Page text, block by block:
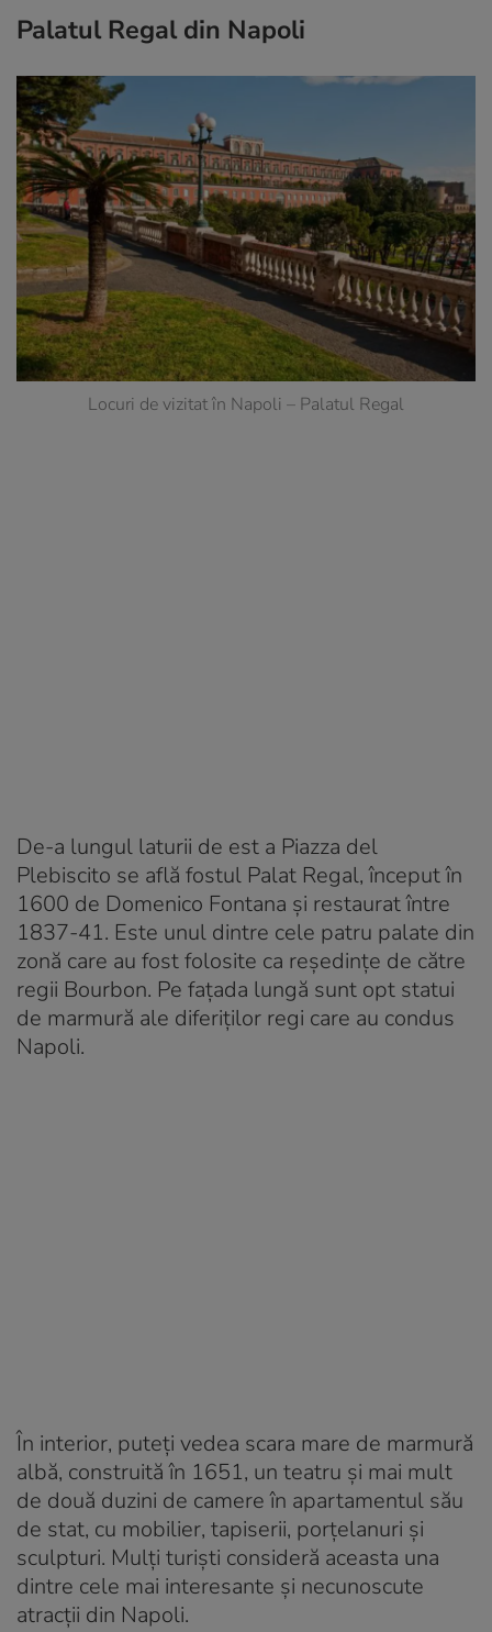
Palatul Regal din Napoli
Locuri de vizitat în Napoli – Palatul Regal
De-a lungul laturii de est a Piazza del
Plebiscito se află fostul Palat Regal, început în
1600 de Domenico Fontana și restaurat între
1837-41. Este unul dintre cele patru palate din
zonă care au fost folosite ca reședințe de către
regii Bourbon. Pe fațada lungă sunt opt ​​statui
de marmură ale diferiților regi care au condus
Napoli.
În interior, puteți vedea scara mare de marmură
albă, construită în 1651, un teatru și mai mult
de două duzini de camere în apartamentul său
de stat, cu mobilier, tapiserii, porțelanuri și
sculpturi. Mulți turiști consideră aceasta una
dintre cele mai interesante și necunoscute
atracții din Napoli.